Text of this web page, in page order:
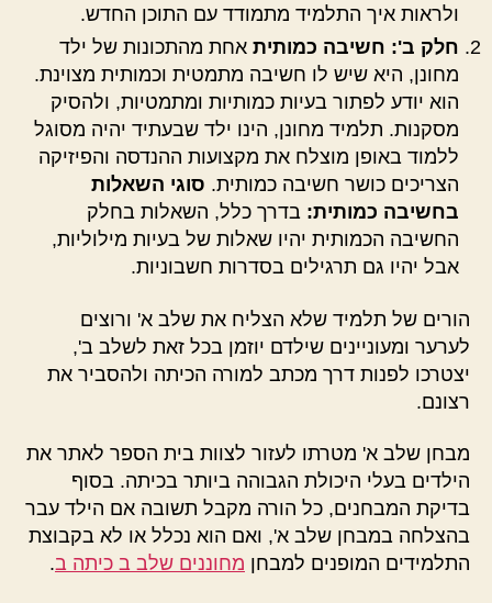
ולראות איך התלמיד מתמודד עם התוכן החדש.
חלק ב': חשיבה כמותית אחת מהתכונות של ילד
מחונן, היא שיש לו חשיבה מתמטית וכמותית מצוינת.
הוא יודע לפתור בעיות כמותיות ומתמטיות, ולהסיק
מסקנות. תלמיד מחונן, הינו ילד שבעתיד יהיה מסוגל
ללמוד באופן מוצלח את מקצועות ההנדסה והפיזיקה
הצריכים כושר חשיבה כמותית. סוגי השאלות
בחשיבה כמותית: בדרך כלל, השאלות בחלק
החשיבה הכמותית יהיו שאלות של בעיות מילוליות,
אבל יהיו גם תרגילים בסדרות חשבוניות.
הורים של תלמיד שלא הצליח את שלב א' ורוצים
לערער ומעוניינים שילדם יוזמן בכל זאת לשלב ב',
יצטרכו לפנות דרך מכתב למורה הכיתה ולהסביר את
רצונם.
מבחן שלב א' מטרתו לעזור לצוות בית הספר לאתר את
הילדים בעלי היכולת הגבוהה ביותר בכיתה. בסוף
בדיקת המבחנים, כל הורה מקבל תשובה אם הילד עבר
בהצלחה במבחן שלב א', ואם הוא נכלל או לא בקבוצת
התלמידים המופנים למבחן מחוננים שלב ב כיתה ב.